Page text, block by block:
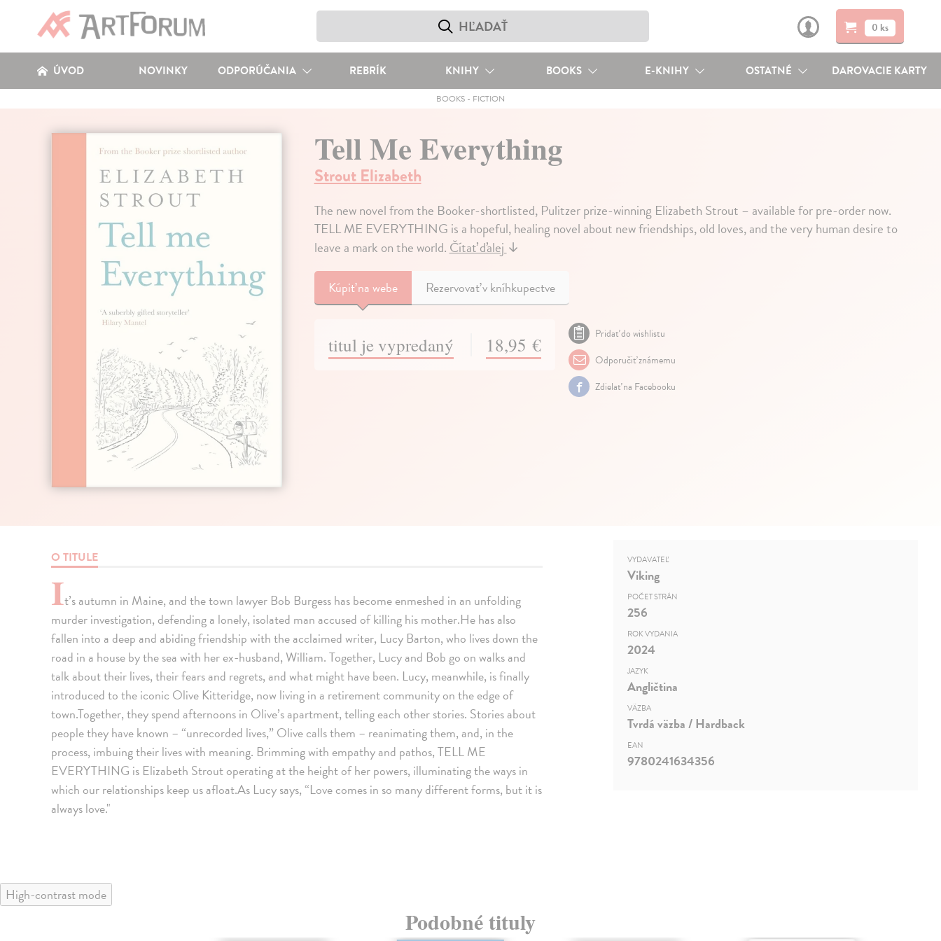
0 ks
ÚVOD NOVINKY ODPORÚČANIA REBRÍK KNIHY BOOKS E-KNIHY OSTATNÉ DAROVACIE KARTY
BOOKS- FICTION
Tell Me Everything
Strout Elizabeth
The new novel from the Booker-shortlisted, Pulitzer prize-winning Elizabeth Strout – available for pre-order now.
TELL ME EVERYTHING is a hopeful, healing novel about new friendships, old loves, and the very human desire to
leave a mark on the world.Čítať ďalej↓
Kúpiťna webe Rezervovať v kníhkupectve
titul je vypredaný 18,95 €
Pridať do wishlistu
Odporučiť známemu
Zdielať na Facebooku
O TITULE
It’s autumn in Maine, and the town lawyer Bob Burgess has become enmeshed in an unfolding
murder investigation, defending a lonely, isolated man accused of killing his mother.He has also
fallen into a deep and abiding friendship with the acclaimed writer, Lucy Barton, who lives down the
road in a house by the sea with her ex-husband, William. Together, Lucy and Bob go on walks and
talk about their lives, their fears and regrets, and what might have been. Lucy, meanwhile, is finally
introduced to the iconic Olive Kitteridge, now living in a retirement community on the edge of
town.Together, they spend afternoons in Olive’s apartment, telling each other stories. Stories about
people they have known – “unrecorded lives,” Olive calls them – reanimating them, and, in the
process, imbuing their lives with meaning. Brimming with empathy and pathos, TELL ME
EVERYTHING is Elizabeth Strout operating at the height of her powers, illuminating the ways in
which our relationships keep us afloat.As Lucy says, “Love comes in so many different forms, but it is
always love."
VYDAVATEĽ
Viking
POČET STRÁN
256
ROK VYDANIA
2024
JAZYK
Angličtina
VÄZBA
Tvrdá väzba / Hardback
EAN
9780241634356
High-contrast mode
Podobné tituly